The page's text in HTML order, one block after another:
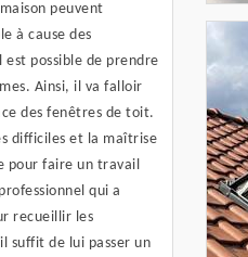
peuvent
à cause des
possible de prendre
Ainsi, il va falloir
des fenêtres de toit.
difficiles et la maîtrise
pour faire un travail
qui a
recueillir les
suffit de lui passer un